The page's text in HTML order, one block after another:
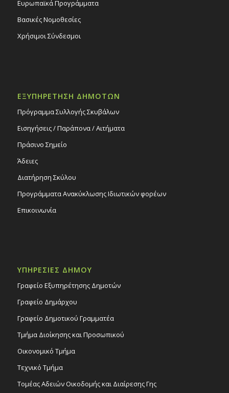
Ευρωπαϊκά Προγράμματα
Βασικές Νομοθεσίες
Χρήσιμοι Σύνδεσμοι
ΕΞΥΠΗΡΕΤΗΣΗ ΔΗΜΟΤΩΝ
Πρόγραμμα Συλλογής Σκυβάλων
Εισηγήσεις / Παράπονα / Αιτήματα
Πράσινο Σημείο
Άδειες
Διατήρηση Σκύλου
Προγράμματα Ανακύκλωσης Ιδιωτικών φορέων
Επικοινωνία
ΥΠΗΡΕΣΙΕΣ ΔΗΜΟΥ
Γραφείο Εξυπηρέτησης Δημοτών
Γραφείο Δημάρχου
Γραφείο Δημοτικού Γραμματέα
Τμήμα Διοίκησης και Προσωπικού
Οικονομικό Τμήμα
Τεχνικό Τμήμα
Τομέας Αδειών Οικοδομής και Διαίρεσης Γης